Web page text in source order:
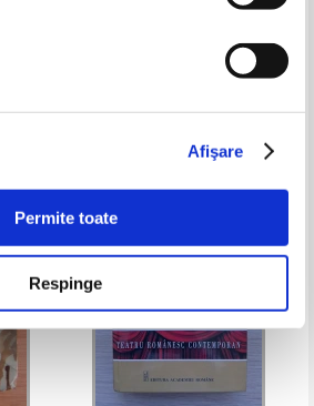
Afişare
Permite toate
Respinge
Iuliana Constantinescu - Ultima
-25%